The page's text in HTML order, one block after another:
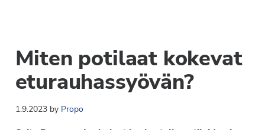
eturauhassyöpäyhdistys
Ry
on
perustettu
vuonna
1997.
Miten potilaat kokevat
eturauhassyövän?
1.9.2023by Propo